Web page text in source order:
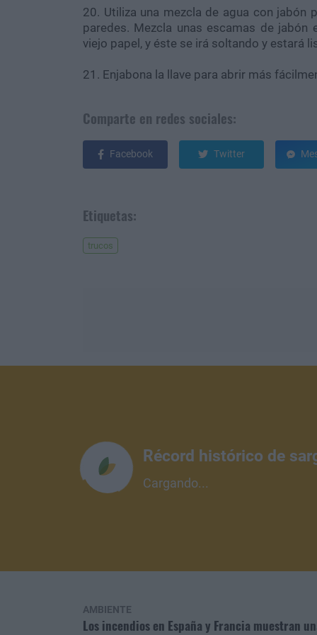
20. Utiliza una mezcla de agua con
paredes. Mezcla unas escamas de
viejo papel, y éste se irá soltando y estará
21. Enjabona la llave para abrir más
Comparte en redes sociales:
Facebook Twitter
Etiquetas:
trucos
Récord histórico de
Cargando...
AMBIENTE
Los incendios en España y Francia muestran